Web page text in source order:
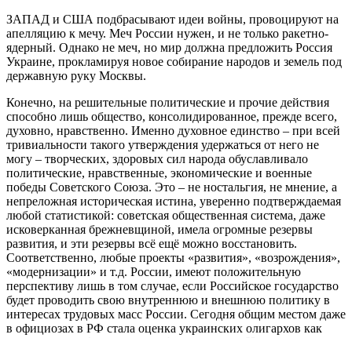
ЗАПАД и США подбрасывают идеи войны, провоцируют на
апелляцию к мечу. Меч России нужен, и не только ракетно-
ядерный. Однако не меч, но мир должна предложить Россия
Украине, прокламируя новое собирание народов и земель под
державную руку Москвы.
Конечно, на решительные политические и прочие действия
способно лишь общество, консолидированное, прежде всего,
духовно, нравственно. Именно духовное единство – при всей
тривиальности такого утверждения удержаться от него не
могу – творческих, здоровых сил народа обуславливало
политические, нравственные, экономические и военные
победы Советского Союза. Это – не ностальгия, не мнение, а
непреложная историческая истина, уверенно подтверждаемая
любой статистикой: советская общественная система, даже
исковерканная брежневщиной, имела огромные резервы
развития, и эти резервы всё ещё можно восстановить.
Соответственно, любые проекты «развития», «возрождения»,
«модернизации» и т.д. России, имеют положительную
перспективу лишь в том случае, если Российское государство
будет проводить свою внутреннюю и внешнюю политику в
интересах трудовых масс России. Сегодня общим местом даже
в официозах в РФ стала оценка украинских олигархов как